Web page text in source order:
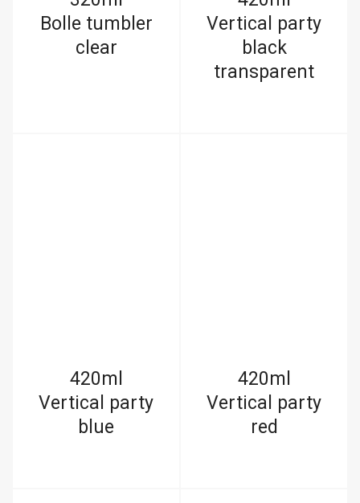
Bolle tumbler
clear
Vertical party
black
transparent
420ml
Vertical party
blue
420ml
Vertical party
red